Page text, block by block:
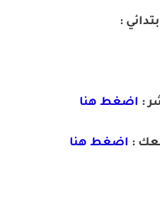
:
: اضغط هنا
: اضغط هنا